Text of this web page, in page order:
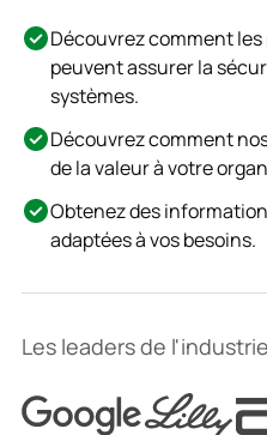
Découvrez comment les
peuvent assurer la
systèmes.
Découvrez comment
de la valeur à votre
Obtenez des
adaptées à vos besoins.
Les leaders de